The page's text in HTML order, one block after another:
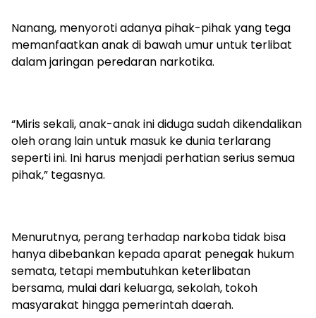
Nanang, menyoroti adanya pihak-pihak yang tega
memanfaatkan anak di bawah umur untuk terlibat
dalam jaringan peredaran narkotika.
“Miris sekali, anak-anak ini diduga sudah dikendalikan
oleh orang lain untuk masuk ke dunia terlarang
seperti ini. Ini harus menjadi perhatian serius semua
pihak,” tegasnya.
Menurutnya, perang terhadap narkoba tidak bisa
hanya dibebankan kepada aparat penegak hukum
semata, tetapi membutuhkan keterlibatan
bersama, mulai dari keluarga, sekolah, tokoh
masyarakat hingga pemerintah daerah.